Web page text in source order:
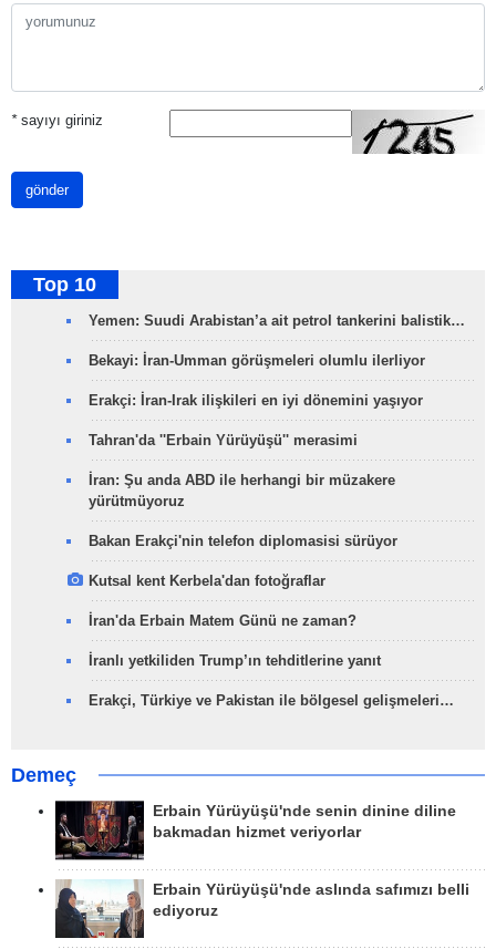
*sayıyı giriniz
gönder
Top 10
Yemen: Suudi Arabistan’a ait petrol tankerini balistik…
Bekayi: İran-Umman görüşmeleri olumlu ilerliyor
Erakçi: İran-Irak ilişkileri en iyi dönemini yaşıyor
Tahran'da ''Erbain Yürüyüşü'' merasimi
İran: Şu anda ABD ile herhangi bir müzakere
yürütmüyoruz
Bakan Erakçi'nin telefon diplomasisi sürüyor
Kutsal kent Kerbela'dan fotoğraflar
İran'da Erbain Matem Günü ne zaman?
İranlı yetkiliden Trump’ın tehditlerine yanıt
Erakçi, Türkiye ve Pakistan ile bölgesel gelişmeleri…
Demeç
Erbain Yürüyüşü'nde senin dinine diline
bakmadan hizmet veriyorlar
Erbain Yürüyüşü'nde aslında safımızı belli
ediyoruz